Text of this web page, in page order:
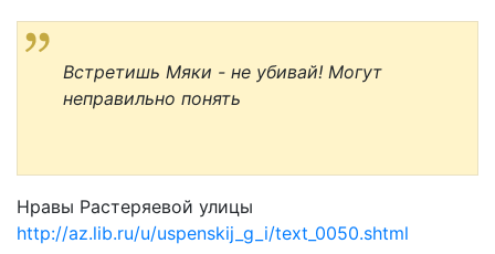
Встретишь Мяки - не убивай! Могут
неправильно понять
Нравы Растеряевой улицы
http://az.lib.ru/u/uspenskij_g_i/text_0050.shtml